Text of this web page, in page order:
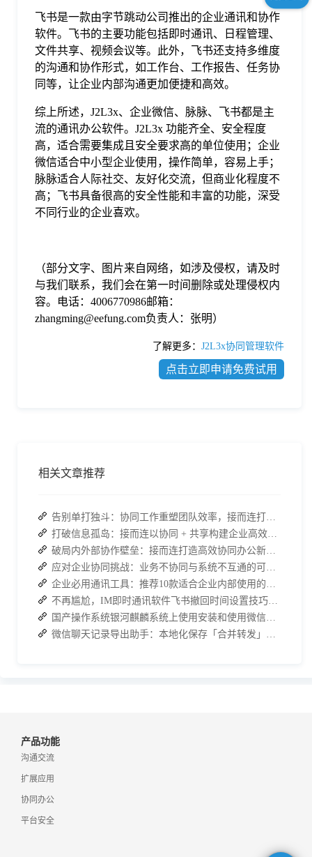
飞书是一款由字节跳动公司推出的企业通讯和协作
软件。飞书的主要功能包括即时通讯、日程管理、
文件共享、视频会议等。此外，飞书还支持多维度
的沟通和协作形式，如工作台、工作报告、任务协
同等，让企业内部沟通更加便捷和高效。
综上所述，J2L3x、企业微信、脉脉、飞书都是主
流的通讯办公软件。J2L3x 功能齐全、安全程度
高，适合需要集成且安全要求高的单位使用；企业
微信适合中小型企业使用，操作简单，容易上手；
脉脉适合人际社交、友好化交流，但商业化程度不
高；飞书具备很高的安全性能和丰富的功能，深受
不同行业的企业喜欢。
（部分文字、图片来自网络，如涉及侵权，请及时
与我们联系，我们会在第一时间删除或处理侵权内
容。电话：4006770986邮箱：
zhangming@eefung.com负责人：张明）
了解更多： J2L3x协同管理软件
点击立即申请免费试用
相关文章推荐
告别单打独斗：协同工作重塑团队效率，接而连打造数据合规协作空间
打破信息孤岛：接而连以协同 + 共享构建企业高效办公生态
破局内外部协作壁垒：接而连打造高效协同办公新范式
应对企业协同挑战：业务不协同与系统不互通的可行策略
企业必用通讯工具：推荐10款适合企业内部使用的即时沟通软件
不再尴尬，IM即时通讯软件飞书撤回时间设置技巧分享
国产操作系统银河麒麟系统上使用安装和使用微信的方法
微信聊天记录导出助手：本地化保存「合并转发」的聊天记录
产品功能
沟通交流
扩展应用
协同办公
平台安全